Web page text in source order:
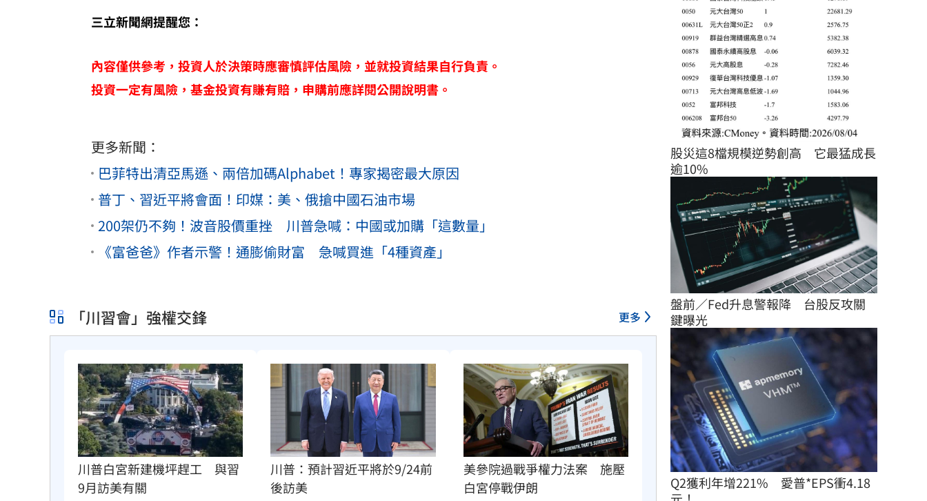
三立新聞網提醒您：
內容僅供參考，投資人於決策時應審慎評估風險，並就投資結果自行負責。
投資一定有風險，基金投資有賺有賠，申購前應詳閱公開說明書。
更多新聞：
巴菲特出清亞馬遜、兩倍加碼Alphabet！專家揭密最大原因
普丁、習近平將會面！印媒：美、俄搶中國石油市場
200架仍不夠！波音股價重挫 川普急喊：中國或加購「這數量」
《富爸爸》作者示警！通膨偷財富 急喊買進「4種資產」
「川習會」強權交鋒 更多
川普白宮新建機坪趕工　與習
9月訪美有關
川普：預計習近平將於9/24前
後訪美
美參院過戰爭權力法案　施壓
白宮停戰伊朗
股災這8檔規模逆勢創高　它最猛成長
逾10%
盤前／Fed升息警報降　台股反攻關
鍵曝光
Q2獲利年增221%　愛普*EPS衝4.18